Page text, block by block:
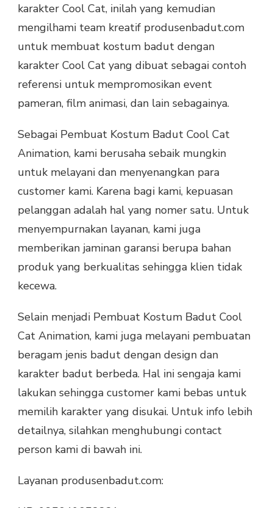
karakter Cool Cat, inilah yang kemudian
mengilhami team kreatif produsenbadut.com
untuk membuat kostum badut dengan
karakter Cool Cat yang dibuat sebagai contoh
referensi untuk mempromosikan event
pameran, film animasi, dan lain sebagainya.
Sebagai Pembuat Kostum Badut Cool Cat
Animation, kami berusaha sebaik mungkin
untuk melayani dan menyenangkan para
customer kami. Karena bagi kami, kepuasan
pelanggan adalah hal yang nomer satu. Untuk
menyempurnakan layanan, kami juga
memberikan jaminan garansi berupa bahan
produk yang berkualitas sehingga klien tidak
kecewa.
Selain menjadi Pembuat Kostum Badut Cool
Cat Animation, kami juga melayani pembuatan
beragam jenis badut dengan design dan
karakter badut berbeda. Hal ini sengaja kami
lakukan sehingga customer kami bebas untuk
memilih karakter yang disukai. Untuk info lebih
detailnya, silahkan menghubungi contact
person kami di bawah ini.
Layanan produsenbadut.com: